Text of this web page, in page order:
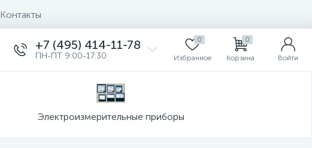
Контакты
+7 (495) 414-11-78
ПН-ПТ 9:00-17:30
0
Избранное
0
Корзина Войти
Электроизмерительные приборы